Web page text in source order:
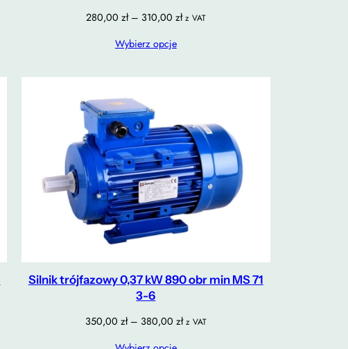
280,00 zł – 310,00 złZakres
do
z VAT
Wybierz opcje
Silnik trójfazowy 0,37 kW 890 obr min MS 71
3-6
350,00 zł – 380,00 złZakres
z VAT